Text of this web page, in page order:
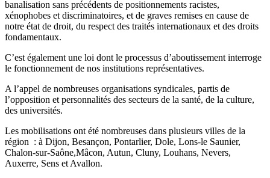
banalisation sans précédents de positionnements racistes,
xénophobes et discriminatoires, et de graves remises en cause de
notre état de droit, du respect des traités internationaux et des droits
fondamentaux.
C’est également une loi dont le processus d’aboutissement interroge
le fonctionnement de nos institutions représentatives.
A l’appel de nombreuses organisations syndicales, partis de
l’opposition et personnalités des secteurs de la santé, de la culture,
des universités.
Les mobilisations ont été nombreuses dans plusieurs villes de la
région : à Dijon, Besançon, Pontarlier, Dole, Lons-le Saunier,
Chalon-sur-Saône,Mâcon, Autun, Cluny, Louhans, Nevers,
Auxerre, Sens et Avallon.